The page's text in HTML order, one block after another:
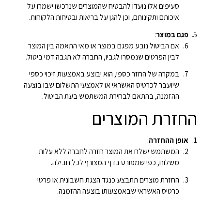
סעיפים אלו נועדו להבטיח שהמוצרים שנרכשו ישמרו על
איכותם ותקינותם, וכן להגן על בריאות ובטיחות הלקוחות.
פגם במוצר:
אם הביטול נובע מפגם במוצר או מאי התאמה בין המוצר
לבין הפרטים שנמסרו לגביו, החברה לא תגבה דמי ביטול.
במקרה של החזר כספי, הוא יבוצע באמצעות זיכוי כספי
שיועבר לכרטיס האשראי או לאמצעי התשלום שבו בוצעה
ההזמנה, בהתאם לבחירת המשתמש בעת הביטול.
החזרת המוצרים
אופן ההחזרה:
המשתמש ישלח את המוצר חזרה לחברה ללא עלות
משלוח, כפי שמפורט בדף המצורף לכל חבילה.
החזרת מוצרים תתבצע כנגד הצגת חשבונית או פרטי
כרטיס האשראי שבאמצעותו בוצעה ההזמנה.